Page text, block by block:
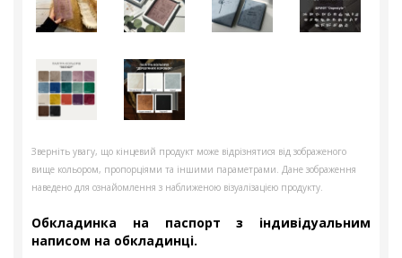
Зверніть увагу, що кінцевий продукт може відрізнятися від зображеного
вище кольором, пропорціями та іншими параметрами. Дане зображення
наведено для ознайомлення з наближеною візуалізацією продукту.
Обкладинка на паспорт з індивідуальним
написом на обкладинці.